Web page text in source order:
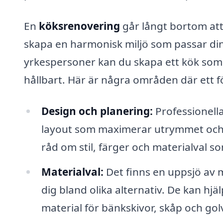
En köksrenovering går långt bortom
skapa en harmonisk miljö som passar
yrkespersoner kan du skapa ett kök
hållbart. Här är några områden där ett
Design och planering:
layout som maximerar utrymmet
råd om stil, färger och materialval
Materialval: Det finns en uppsjö av
dig bland olika alternativ. De kan
material för bänkskivor, skåp och